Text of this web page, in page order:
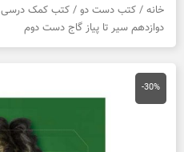
خانه / کتب دست دو / کتب کمک درسی
دوازدهم سیر تا پیاز گاج دست دوم
-30%